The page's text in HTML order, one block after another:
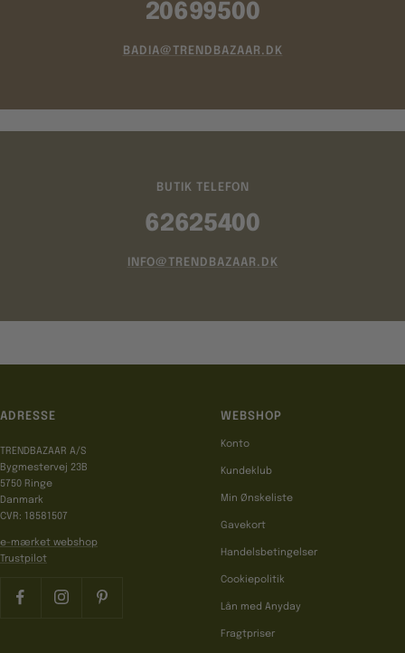
20699500
BADIA@TRENDBAZAAR.DK
BUTIK TELEFON
62625400
INFO@TRENDBAZAAR.DK
ADRESSE
TRENDBAZAAR A/S
Bygmestervej 23B
5750 Ringe
Danmark
CVR: 18581507
e-mærket webshop
Trustpilot
WEBSHOP
Konto
Kundeklub
Min Ønskeliste
Gavekort
Handelsbetingelser
Cookiepolitik
Lån med Anyday
Fragtpriser